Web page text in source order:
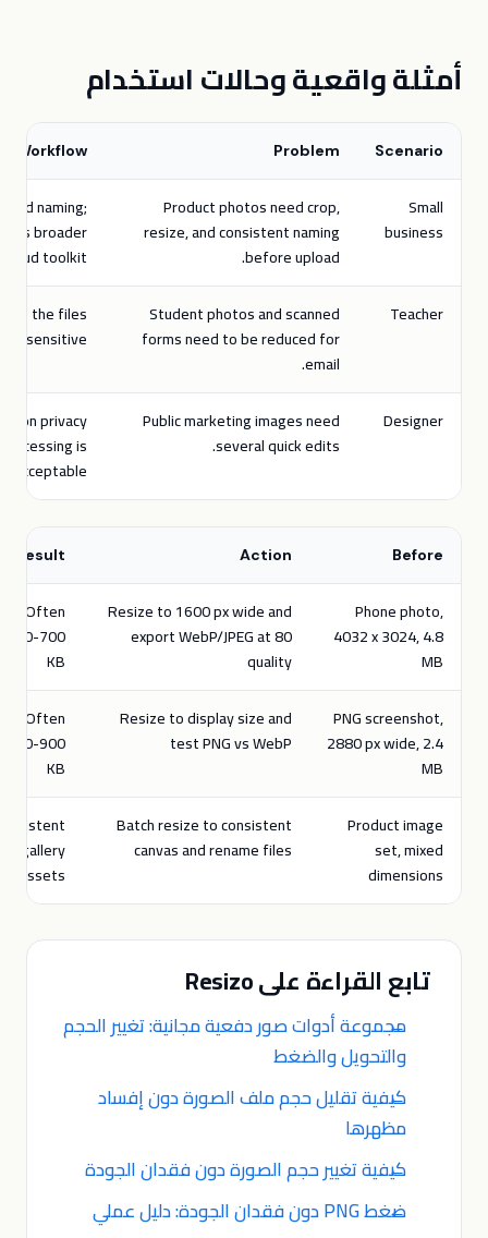
أمثلة واقعية وحالات استخدام
Scenario
Problem
Workflow
Small
business
Product photos need crop,
resize, and consistent naming
before upload.
naming;
its broader
cloud toolkit.
Teacher
Student photos and scanned
forms need to be reduced for
email.
the files
are sensitive.
Designer
Public marketing images need
several quick edits.
on privacy
is
acceptable.
Before
Action
Result
Phone photo,
4032 x 3024, 4.8
MB
Resize to 1600 px wide and
export WebP/JPEG at 80
quality
Often
250-700
KB
PNG screenshot,
2880 px wide, 2.4
MB
Resize to display size and
test PNG vs WebP
Often
300-900
KB
Product image
set, mixed
dimensions
Batch resize to consistent
canvas and rename files
gallery
assets
تابع القراءة على Resizo
مجموعة أدوات صور دفعية مجانية: تغيير الحجم
والتحويل والضغط
كيفية تقليل حجم ملف الصورة دون إفساد
مظهرها
كيفية تغيير حجم الصورة دون فقدان الجودة
ضغط PNG دون فقدان الجودة: دليل عملي